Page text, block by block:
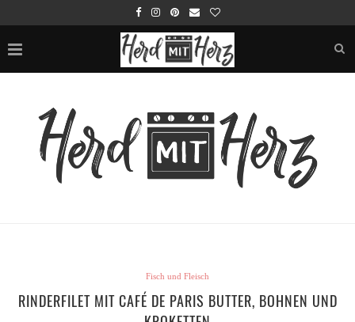
Fisch und Fleisch
RINDERFILET MIT CAFÉ DE PARIS BUTTER, BOHNEN UND